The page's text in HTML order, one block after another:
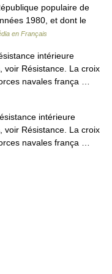
populaire de
1980, et dont le
en Français
intérieure
voir Résistance. La croix
navales frança …
intérieure
voir Résistance. La croix
navales frança …